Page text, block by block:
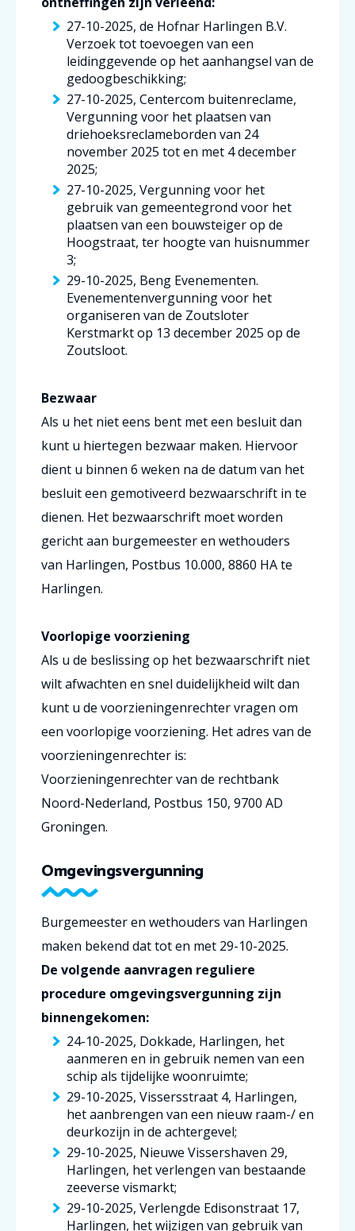
27-10-2025, de Hofnar Harlingen B.V.
Verzoek tot toevoegen van een
leidinggevende op het aanhangsel van de
gedoogbeschikking;
27-10-2025, Centercom buitenreclame,
Vergunning voor het plaatsen van
driehoeksreclameborden van 24
november 2025 tot en met 4 december
2025;
27-10-2025, Vergunning voor het
gebruik van gemeentegrond voor het
plaatsen van een bouwsteiger op de
Hoogstraat, ter hoogte van huisnummer
3;
29-10-2025, Beng Evenementen.
Evenementenvergunning voor het
organiseren van de Zoutsloter
Kerstmarkt op 13 december 2025 op de
Zoutsloot.
Bezwaar
Als u het niet eens bent met een besluit dan
kunt u hiertegen bezwaar maken. Hiervoor
dient u binnen 6 weken na de datum van het
besluit een gemotiveerd bezwaarschrift in te
dienen. Het bezwaarschrift moet worden
gericht aan burgemeester en wethouders
van Harlingen, Postbus 10.000, 8860 HA te
Harlingen.
Voorlopige voorziening
Als u de beslissing op het bezwaarschrift niet
wilt afwachten en snel duidelijkheid wilt dan
kunt u de voorzieningenrechter vragen om
een voorlopige voorziening. Het adres van de
voorzieningenrechter is:
Voorzieningenrechter van de rechtbank
Noord-Nederland, Postbus 150, 9700 AD
Groningen.
Omgevingsvergunning
Burgemeester en wethouders van Harlingen
maken bekend dat tot en met 29-10-2025.
De volgende aanvragen reguliere
procedure omgevingsvergunning zijn
binnengekomen:
24-10-2025, Dokkade, Harlingen, het
aanmeren en in gebruik nemen van een
schip als tijdelijke woonruimte;
29-10-2025, Vissersstraat 4, Harlingen,
het aanbrengen van een nieuw raam-/ en
deurkozijn in de achtergevel;
29-10-2025, Nieuwe Vissershaven 29,
Harlingen, het verlengen van bestaande
zeeverse vismarkt;
29-10-2025, Verlengde Edisonstraat 17,
Harlingen, het wijzigen van gebruik van